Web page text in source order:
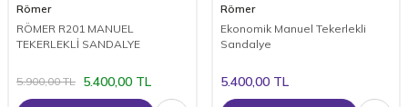
Römer
RÖMER R201 MANUEL
TEKERLEKLİ SANDALYE
5.900,00TL 5.400,00 TL
Römer
Ekonomik Manuel Tekerlekli
Sandalye
5.400,00TL